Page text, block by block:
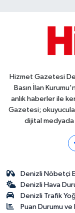
Hizmet Gazetesi
Basın İlan
anlık haberler ile
Gazetesi;
dijital medyada
Denizli Nöbetçi
Denizli Hava
Denizli Trafik
Puan Durumu ve